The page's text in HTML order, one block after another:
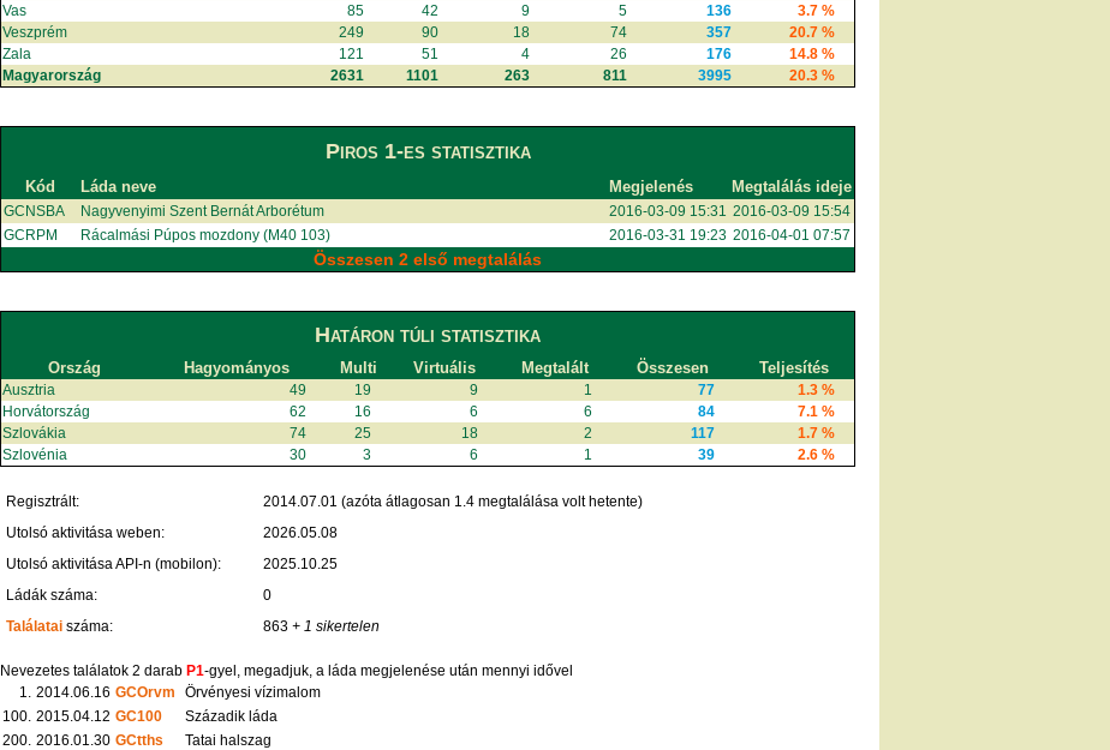
Vas
85 42 9 5 136
3.7 %
Veszprém
249 90 18 74 357
20.7 %
Zala
121 51 4 26 176
14.8 %
Magyarország
2631 1101 263 811 3995 20.3 %
Piros 1-es statisztika
Kód Láda neve Megjelenés Megtalálás ideje
GCNSBA Nagyvenyimi Szent Bernát Arborétum 2016-03-09 15:31 2016-03-09 15:54
GCRPM
Rácalmási Púpos mozdony (M40 103) 2016-03-31 19:23 2016-04-01 07:57
Összesen 2 első megtalálás
Határon túli statisztika
Ország Hagyományos Multi Virtuális Megtalált Összesen Teljesítés
Ausztria 49 19 9 1 77
1.3 %
Horvátország
62 16 6 6 84
7.1 %
Szlovákia
74 25 18 2 117
1.7 %
Szlovénia
30 3 6 1 39 2.6 %
Regisztrált:
2014.07.01 (azóta átlagosan 1.4 megtalálása volt hetente)
Utolsó aktivitása weben:
2026.05.08
Utolsó aktivitása API-n (mobilon):
2025.10.25
Ládák száma:
0
Találatai száma: 863+ 1 sikertelen
Nevezetes találatok 2 darabP1-gyel, megadjuk, a láda megjelenése után mennyi idővel
1.
2014.06.16 GCOrvm
Örvényesi vízimalom
100. 2015.04.12 GC100
Századik láda
200. 2016.01.30 GCtths
Tatai halszag